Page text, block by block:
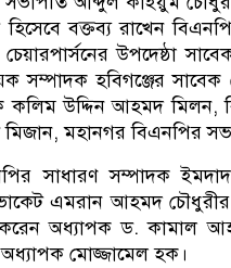
হিসেবে বক্তব্য রাখেন
উপদেষ্ঠা
সম্পাদক হবিগঞ্জের
উদ্দিন আহমদ মিলন,
মহানগর বিএনপির
সাধারণ সম্পাদক
এমরান আহমদ
অধ্যাপক ড. কামাল
মোজ্জামেল হক।